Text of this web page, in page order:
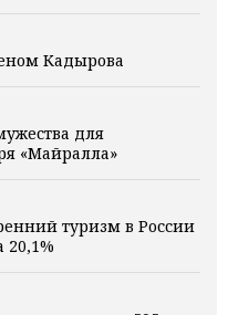
Кадырова
для
«Майралла»
туризм в России
20,1%